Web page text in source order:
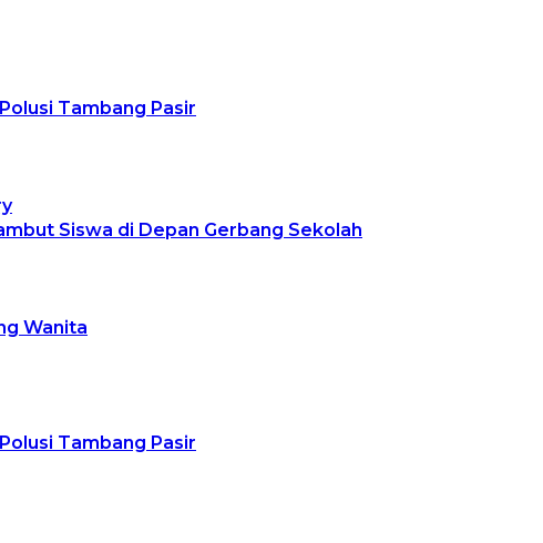
Tambang Pasir
Siswa di Depan Gerbang Sekolah
Wanita
Tambang Pasir